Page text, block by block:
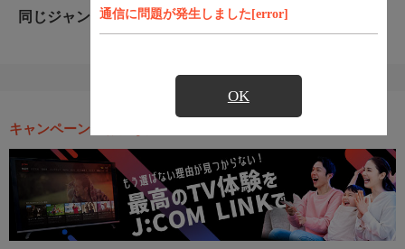
通信に問題が発生しました[error]
OK
同じジャンルのおすすめ番組
キャンペーン・お得な情報